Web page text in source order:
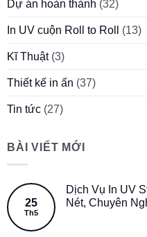
Dự án hoàn thành (32)
In UV cuộn Roll to Roll (13)
Kĩ Thuật(3)
Thiết kế in ấn (37)
Tin tức (27)
BÀI VIẾT MỚI
25
Th5
Dịch Vụ In UV
Nét, Chuyên